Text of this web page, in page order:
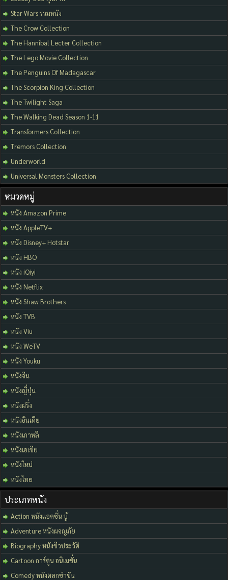
Star Wars รวมหนัง
The Crow Collection
The Hannibal Lecter Collection
The Lego Movie Collection
The Penguins Of Madagascar
The Scorpion King Collection
The Twilight Saga
The Walking Dead Season 1-11
Transformers Collection
Tremors Collection
Underworld
Universal Monsters Collection
หมวดหมู่
หนัง Amazon Prime
หนัง AppleTV+
หนัง Disney+ Hotstar
หนัง HBO
หนัง iQiyi
หนัง Netflix
หนัง Shaw Brothers
หนัง TVB
หนัง Viu
หนัง WeTV
หนัง Youku
หนังจีน
หนังญี่ปุ่น
หนังฝรั่ง
หนังอินเดีย
หนังเกาหลี
หนังเอเชีย
หนังใหม่
หนังไทย
ประเภทหนัง
Action หนังแอคชั่น บู้
Adventure หนังผจญภัย
Biography หนังชีวประวัติ
Cartoon การ์ตูน อนิเมชั่น
Comedy หนังตลกขำขัน